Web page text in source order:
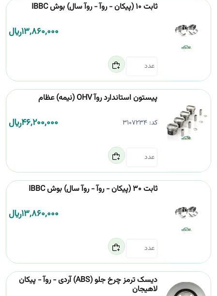
ثابت 10 (پیکان - روآ - روآ سال) بوش IBBC
13,860,000﷼
پیستون استاندارد روآ OHV (نیمه) عظام
کد:3107234
46,200,000﷼
ثابت 30 (پیکان - روآ - روآ سال) بوش IBBC
13,860,000﷼
دیسک ترمز چرخ جلو (ABS) آردی - روآ - پیکان
لاهیجان